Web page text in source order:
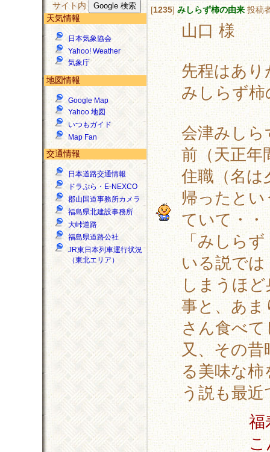
サイト内
天気情報
日本気象協会
Yahoo! Weather
気象庁
地図情報
Google Map
Yahoo 地図
いつもガイド
Map Fan
交通情報
日本道路交通情報
ドラぷら・E-NEXCO
郡山国道事務所カメラ
福島県北建設事務所
大峠道路
福島県道路公社
JR東日本列車運行状況
（東北エリア）
[1235] みしらず柿の由来 投稿
山口 様
先程はあ
みしらず
会津みしら
前（天正年
住職（名は
帰ったと
ていて・
「みしら
いる説で
しまうほ
事と、あま
さん食べ
又、その昔
る美味な
う説も最
福
こ